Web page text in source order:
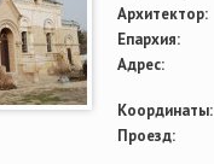
Архитектор:
Епархия:
Адрес:
Координаты:
Проезд: